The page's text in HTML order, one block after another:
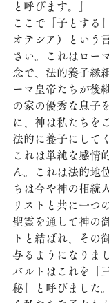
と呼びます。」
ここで「子とする
オテシア）という
さい。これはロー
念で、法的養子縁
ーマ皇帝たちが後
の家の優秀な息子
に、神は私たちを
法的に養子にして
これは単純な感情
ん。これは法的地
ちは今や神の相続
リストと共に一つ
聖霊を通して神の
トと結ばれ、その
与るようになりま
バルトはこれを「
秘」と呼びました